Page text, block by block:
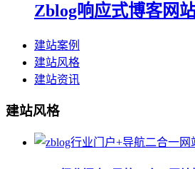
Zblog响应式博客网
建站案例
建站风格
建站资讯
建站风格